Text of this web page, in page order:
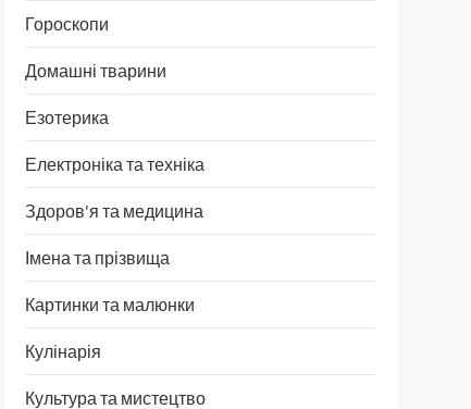
Гороскопи
Домашні тварини
Езотерика
Електроніка та техніка
Здоров'я та медицина
Імена та прізвища
Картинки та малюнки
Кулінарія
Культура та мистецтво